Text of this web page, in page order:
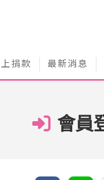
捐款 最新消息
會員